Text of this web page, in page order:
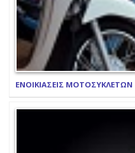
ΕΝΟΙΚΙΑΣΕΙΣ ΜΟΤΟΣΥΚΛΕΤΩΝ